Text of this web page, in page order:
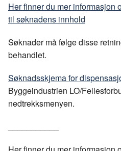
Her finner du mer informasjon
til søknadens innhold
Søknader må følge disse
behandlet.
Søknadsskjema for
Byggeindustrien LO/
nedtrekksmenyen.